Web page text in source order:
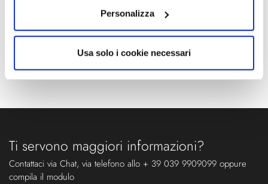
Personalizza
Usa solo i cookie necessari
Ti servono maggiori informazioni?
Contattaci via Chat, via telefono allo + 39 039 9909099 oppure
compila il modulo